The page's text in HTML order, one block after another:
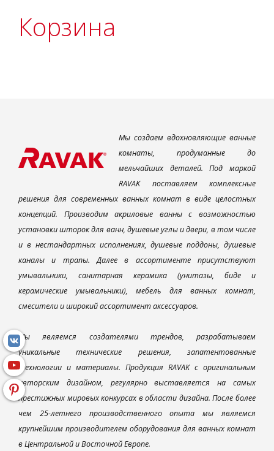
Корзина
Мы создаем вдохновляющие ванные
комнаты, продуманные до
мельчайших деталей. Под маркой
RAVAK поставляем комплексные
решения для современных ванных комнат в виде целостных
концепций. Производим акриловые ванны с возможностью
установки шторок для ванн, душевые углы и двери, в том числе
и в нестандартных исполнениях, душевые поддоны, душевые
каналы и трапы. Далее в ассортименте присутствуют
умывальники, санитарная керамика (унитазы, биде и
керамические умывальники), мебель для ванных комнат,
смесители и широкий ассортимент аксессуаров.
Мы являемся создателями трендов, разрабатываем
уникальные технические решения, запатентованные
технологии и материалы. Продукция RAVAK с оригинальным
авторским дизайном, регулярно выставляется на самых
престижных мировых конкурсах в области дизайна. После более
чем 25-летнего производственного опыта мы являемся
крупнейшим производителем оборудования для ванных комнат
в Центральной и Восточной Европе.